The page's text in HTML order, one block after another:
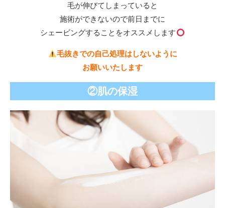
毛が伸びてしまっていると
施術ができないので前日までに
シェービングすることをオススメします
毛抜きでの自己処理はしないように
お願いいたします
②肌の保湿